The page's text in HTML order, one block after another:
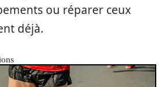
ou réparer ceux
déjà.